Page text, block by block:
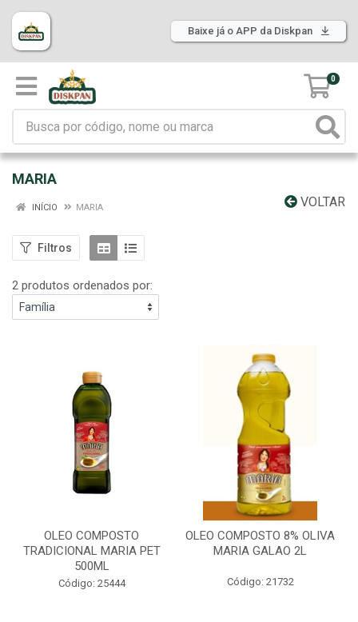
Baixe já o APP da Diskpan
0
MARIA
VOLTAR
INÍCIO MARIA
Filtros
2 produtos ordenados por:
OLEO COMPOSTO
TRADICIONAL MARIA PET
500ML
Código: 25444
OLEO COMPOSTO 8% OLIVA
MARIA GALAO 2L
Código: 21732